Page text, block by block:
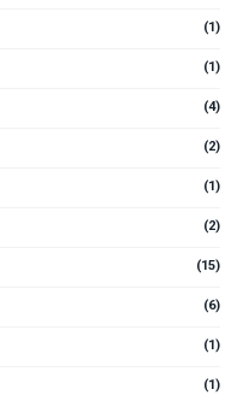
(1)
(1)
(4)
(2)
(1)
(2)
(15)
(6)
(1)
(1)